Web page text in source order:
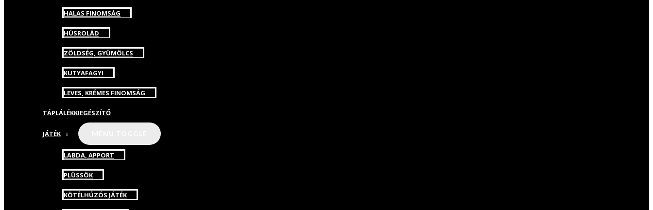
HALAS FINOMSÁG
HÚSROLÁD
ZÖLDSÉG, GYÜMÖLCS
KUTYAFAGYI
LEVES, KRÉMES FINOMSÁG
TÁPLÁLÉKKIEGÉSZÍTŐ
JÁTÉK
LABDA, APPORT
PLÜSSÖK
KÖTÉLHÚZÓS JÁTÉK